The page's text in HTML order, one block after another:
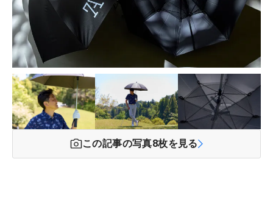
この記事の写真8枚を見る